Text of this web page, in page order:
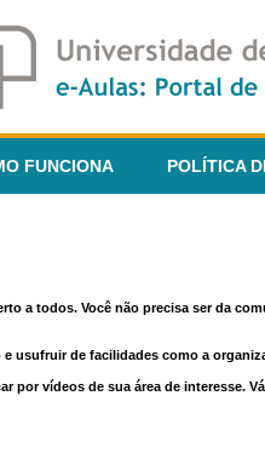
FUNCIONA POLÍTICA
a todos. Você não precisa ser da
e usufruir de facilidades como a
por vídeos de sua área de interesse.